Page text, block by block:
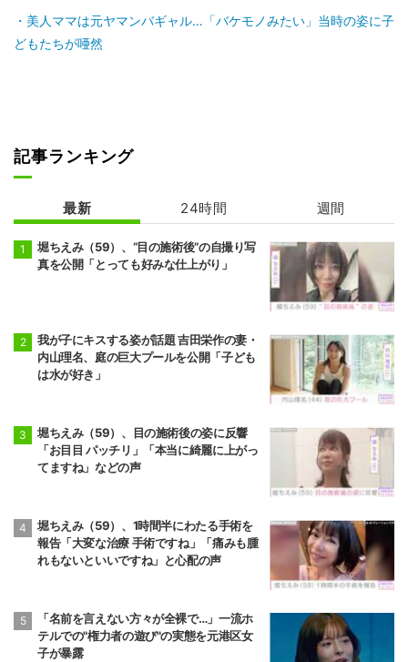
美人ママは元ヤマンバギャル…「バケモノみたい」当時の姿に子
どもたちが唖然
記事ランキング
最新 24時間 週間
堀ちえみ（59）、“目の施術後”の自撮り写
真を公開「とっても好みな仕上がり」
我が子にキスする姿が話題 吉田栄作の妻・
内山理名、庭の巨大プールを公開「子ども
は水が好き」
堀ちえみ（59）、目の施術後の姿に反響
「お目目 パッチリ」「本当に綺麗に上がっ
てますね」などの声
堀ちえみ（59）、1時間半にわたる手術を
報告「大変な治療 手術ですね」「痛みも腫
れもないといいですね」と心配の声
「名前を言えない方々が全裸で…」一流ホ
テルでの"権力者の遊び"の実態を元港区女
子が暴露